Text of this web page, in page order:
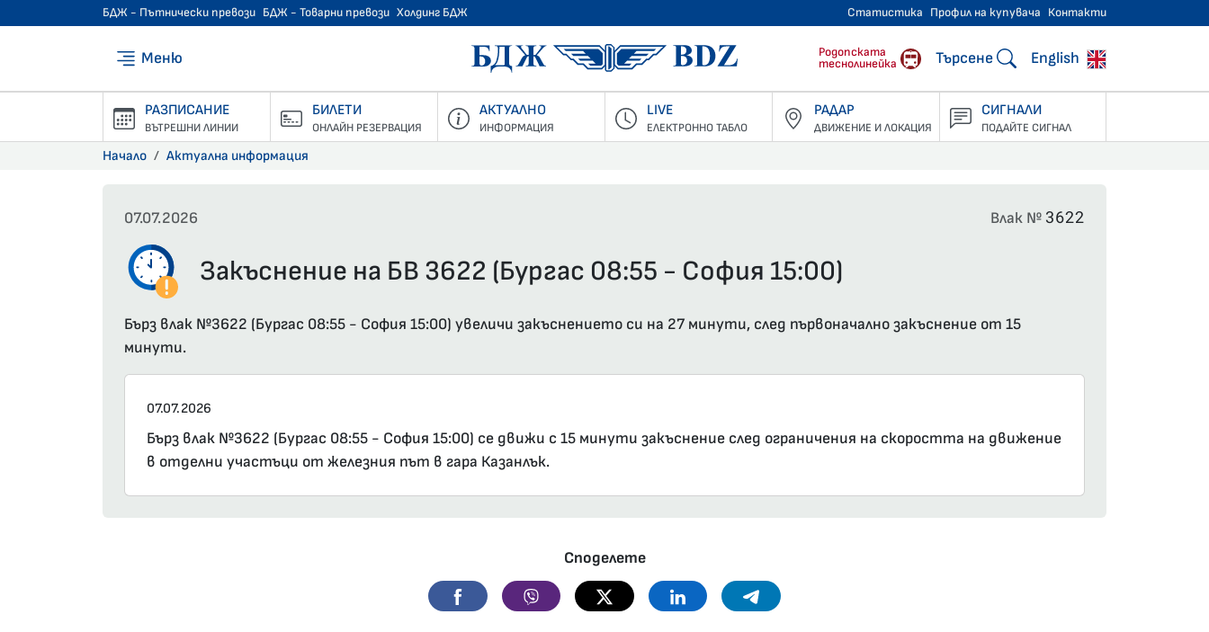
БДЖ - Пътнически превози БДЖ - Товарни превози Холдинг БДЖ Статистика Профил на купувача Контакти
Меню БДЖ - Пътнически превози
Родопската
теснолинейка
Търсене English
РАЗПИСАНИЕ
ВЪТРЕШНИ ЛИНИИ
БИЛЕТИ
ОНЛАЙН РЕЗЕРВАЦИЯ
АКТУАЛНО
ИНФОРМАЦИЯ
LIVE
ЕЛЕКТРОННО ТАБЛО
РАДАР
ДВИЖЕНИЕ И ЛОКАЦИЯ
СИГНАЛИ
ПОДАЙТЕ СИГНАЛ
Начало Актуална информация
07.07.2026 Влак № 3622
Закъснение на БВ 3622 (Бургас 08:55 - София 15:00)
Бърз влак №3622 (Бургас 08:55 - София 15:00) увеличи закъснението си на 27 минути, след първоначално закъснение от 15
минути.
07.07.2026
Бърз влак №3622 (Бургас 08:55 - София 15:00) се движи с 15 минути закъснение след ограничения на скоростта на движение
в отделни участъци от железния път в гара Казанлък.
Споделете
Facebook Viber Twitter Linkedin Telegram